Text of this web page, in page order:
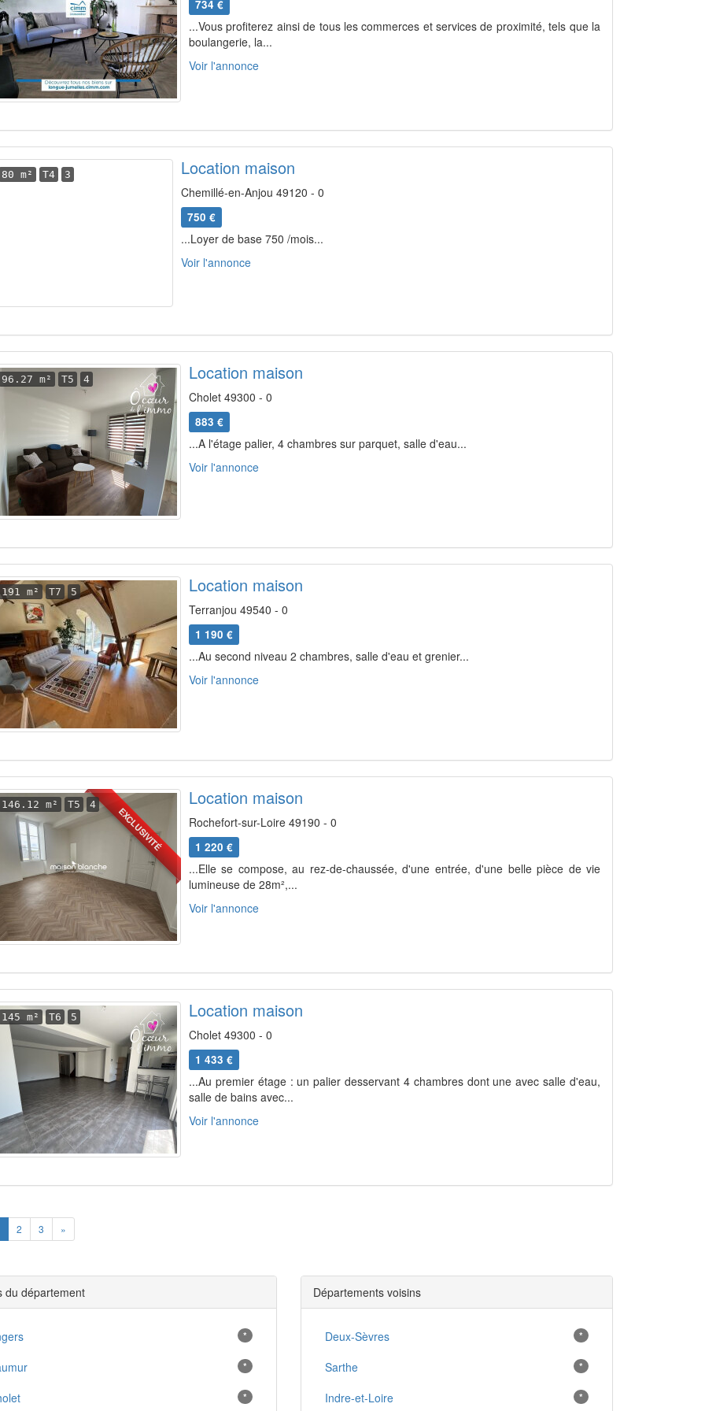
734 €
...Vous profiterez ainsi de tous les commerces et services de proximité, tels que la
boulangerie, la...
Voir l'annonce
80 m² T4 3 Location maison
Chemillé-en-Anjou 49120 - 0
750 €
...Loyer de base 750 /mois...
Voir l'annonce
96.27 m² T5 4 Location maison
Cholet 49300 - 0
883 €
...A l'étage palier, 4 chambres sur parquet, salle d'eau...
Voir l'annonce
191 m² T7 5 Location maison
Terranjou 49540 - 0
1 190 €
...Au second niveau 2 chambres, salle d'eau et grenier...
Voir l'annonce
EXCLUSIVITÉ
146.12 m² T5 4 Location maison
Rochefort-sur-Loire 49190 - 0
1 220 €
...Elle se compose, au rez-de-chaussée, d'une entrée, d'une belle pièce de vie
lumineuse de 28m²,...
Voir l'annonce
145 m² T6 5 Location maison
Cholet 49300 - 0
1 433 €
...Au premier étage : un palier desservant 4 chambres dont une avec salle d'eau,
salle de bains avec...
Voir l'annonce
2 3 »
du département
*
*
*
Départements voisins
Deux-Sèvres *
Sarthe *
Indre-et-Loire *